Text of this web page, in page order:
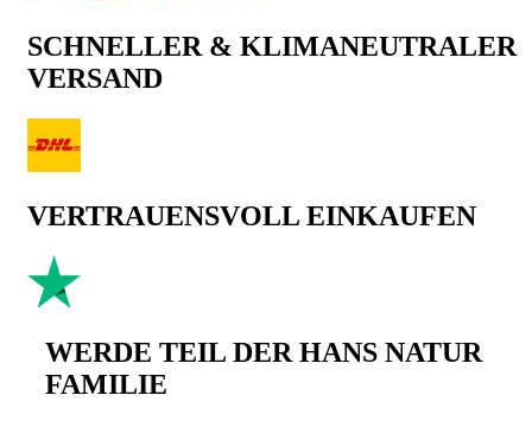
SCHNELLER & KLIMANEUTRALER
VERSAND
VERTRAUENSVOLL EINKAUFEN
WERDE TEIL DER HANS NATUR
FAMILIE